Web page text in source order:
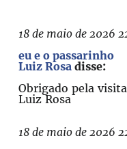
18 de maio de 2026
eu e o passarinho
Luiz Rosa disse:
Obrigado pela
Luiz Rosa
18 de maio de 2026